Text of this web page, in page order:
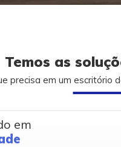
Temos as
precisa em um escritório
em